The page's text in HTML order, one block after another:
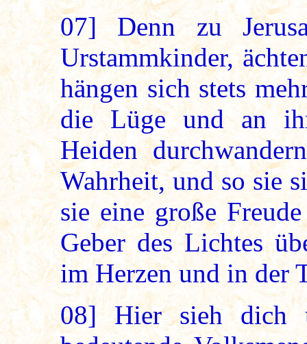
07] Denn zu
Urstammkinder,
hängen sich stets
die Lüge und an
Heiden
Wahrheit, und so sie
sie eine große
Geber des Lichtes
im Herzen und in der
08]Hier sieh dich